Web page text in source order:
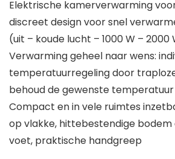
Elektrische kamerverwarming
discreet design voor snel
(uit – koude lucht – 1000 W – 2000
Verwarming geheel naar wens:
temperatuurregeling door
behoud de gewenste temperatuur
Compact en in vele ruimtes
op vlakke, hittebestendige
voet, praktische handgreep